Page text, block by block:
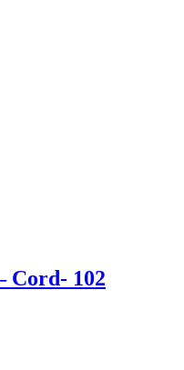
Cord- 102